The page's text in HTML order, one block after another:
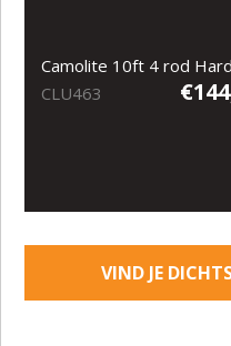
Camolite 10ft 4 rod
CLU463
VIND JE